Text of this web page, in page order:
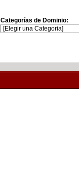
Categorías de Dominio: